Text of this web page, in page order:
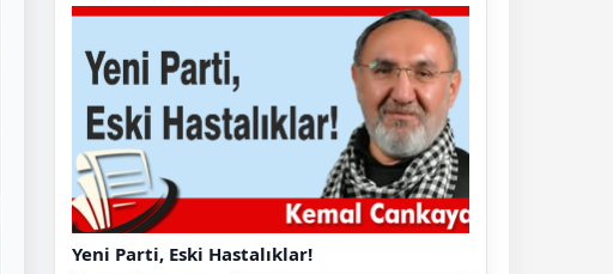
Yeni Parti, Eski Hastalıklar!